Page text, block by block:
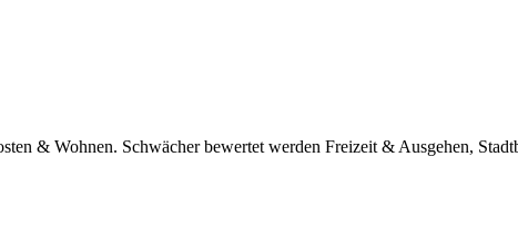
& Wohnen. Schwächer bewertet werden Freizeit & Ausgehen,